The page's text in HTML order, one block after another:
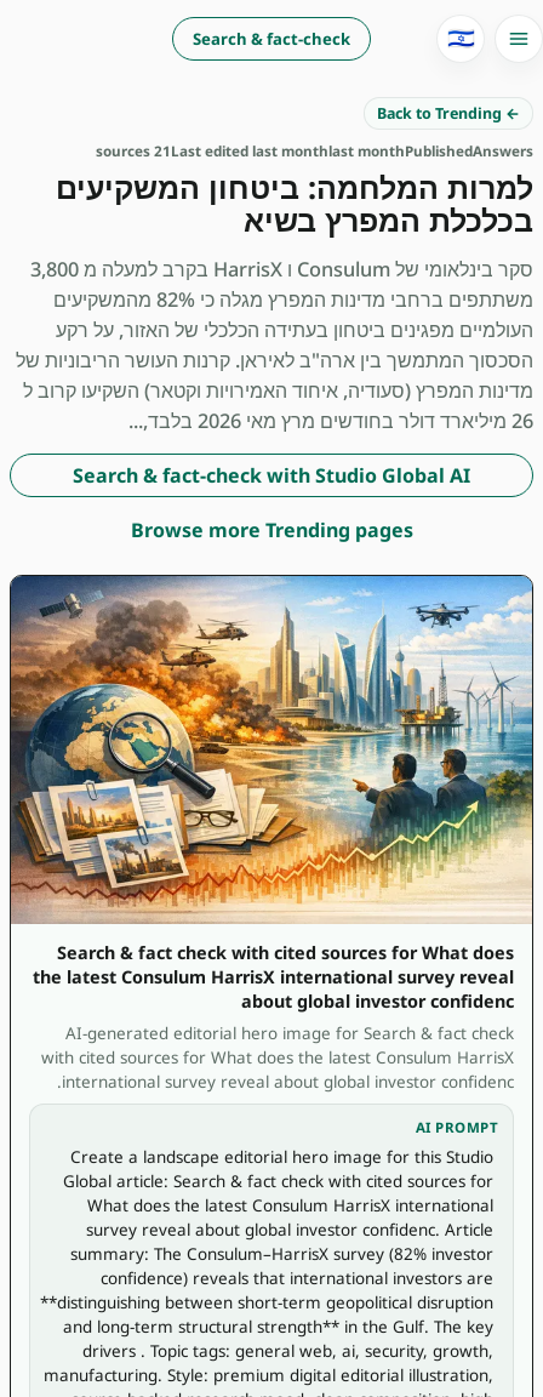
Search & fact-check 🇮🇱
← Back to Trending
Answers
Published
last month
Last edited last month
21 sources
למרות המלחמה: ביטחון המשקיעים
בכלכלת המפרץ בשיא
סקר בינלאומי של Consulum ו HarrisX בקרב למעלה מ 3,800
משתתפים ברחבי מדינות המפרץ מגלה כי 82% מהמשקיעים
העולמיים מפגינים ביטחון בעתידה הכלכלי של האזור, על רקע
הסכסוך המתמשך בין ארה"ב לאיראן. קרנות העושר הריבוניות של
מדינות המפרץ (סעודיה, איחוד האמירויות וקטאר) השקיעו קרוב ל
26 מיליארד דולר בחודשים מרץ מאי 2026 בלבד,...
Search & fact-check with Studio Global AI
Browse more Trending pages
Search & fact check with cited sources for What does
the latest Consulum HarrisX international survey reveal
about global investor confidenc
AI-generated editorial hero image for Search & fact check
with cited sources for What does the latest Consulum HarrisX
international survey reveal about global investor confidenc.
AI PROMPT
Create a landscape editorial hero image for this Studio
Global article: Search & fact check with cited sources for
What does the latest Consulum HarrisX international
survey reveal about global investor confidenc. Article
summary: The Consulum–HarrisX survey (82% investor
confidence) reveals that international investors are
**distinguishing between short-term geopolitical disruption
and long-term structural strength** in the Gulf. The key
drivers . Topic tags: general web, ai, security, growth,
manufacturing. Style: premium digital editorial illustration,